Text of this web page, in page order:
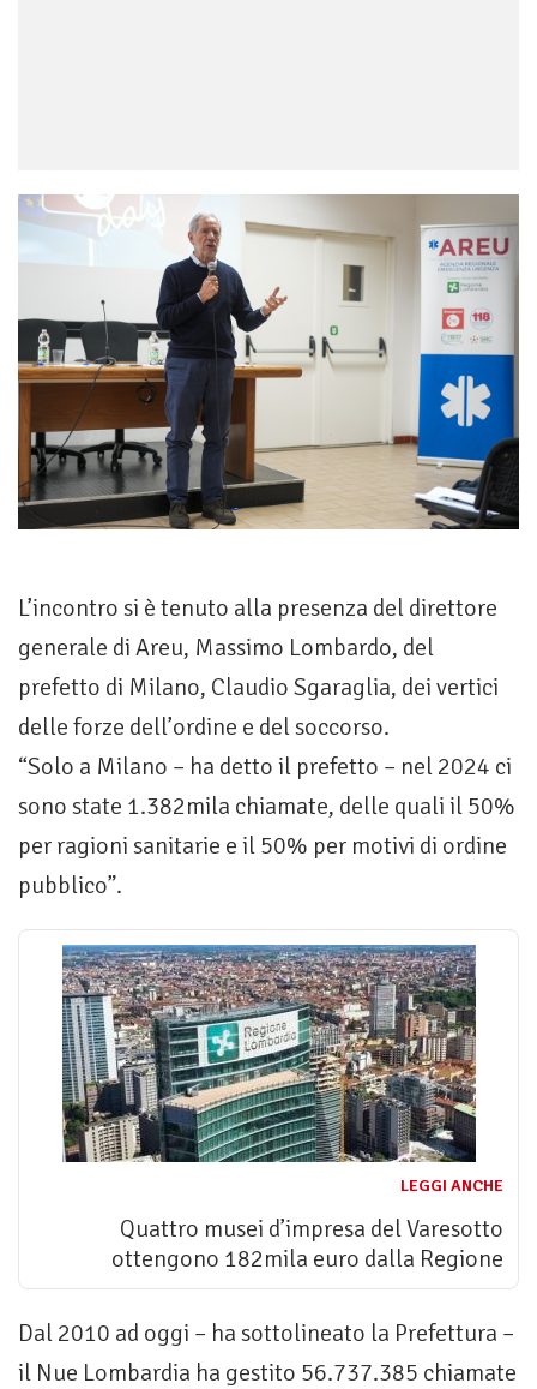
L’incontro si è tenuto alla presenza del direttore
generale di Areu, Massimo Lombardo, del
prefetto di Milano, Claudio Sgaraglia, dei vertici
delle forze dell’ordine e del soccorso.
“Solo a Milano – ha detto il prefetto – nel 2024 ci
sono state 1.382mila chiamate, delle quali il 50%
per ragioni sanitarie e il 50% per motivi di ordine
pubblico”.
LEGGI ANCHE
Quattro musei d’impresa del Varesotto
ottengono 182mila euro dalla Regione
Dal 2010 ad oggi – ha sottolineato la Prefettura –
il Nue Lombardia ha gestito 56.737.385 chiamate